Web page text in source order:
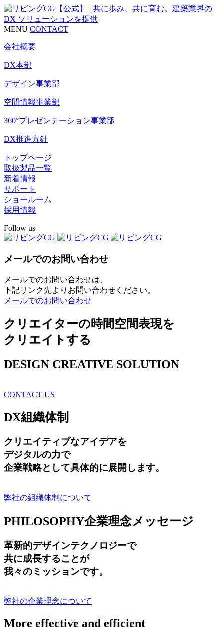
MENU CONTACT
会社概要
DX本部
デザイン事業部
空間情報事業部
360°プレゼンテーション事業部
DX推進方針
トップページ
取扱製品一覧
新着情報
サポート
ショールーム
採用情報
Follow us
メールでのお問い合わせ
メールでのお問い合わせは、
下記リンク先よりお問い合わせください。
メールでのお問い合わせ
クリエイターの時間空間表現を
クリエイトする
DESIGN CREATIVE SOLUTION
CONTACT US
DX組織体制
クリエイティブなアイデアを
デジタルの力で
企業戦略として具体的に展開します。
弊社の組織体制について
PHILOSOPHY企業理念メッセージ
革新的デザインテクノロジーで
共に成長することが
我々のミッションです。
弊社の企業理念について
More effective and efficient